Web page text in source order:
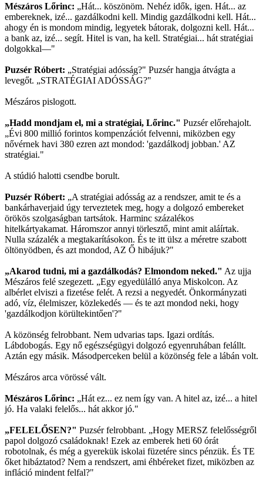
Mészáros Lőrinc: „Hát... köszönöm. Nehéz idők, igen. Hát... az
embereknek, izé... gazdálkodni kell. Mindig gazdálkodni kell. Hát...
ahogy én is mondom mindig, legyetek bátorak, dolgozni kell. Hát...
a bank az, izé... segít. Hitel is van, ha kell. Stratégiai... hát stratégiai
dolgokkal—"
Puzsér Róbert: „Stratégiai adósság?" Puzsér hangja átvágta a
levegőt. „STRATÉGIAI ADÓSSÁG?"
Mészáros pislogott.
„Hadd mondjam el, mi a stratégiai, Lőrinc." Puzsér előrehajolt.
„Évi 800 millió forintos kompenzációt felvenni, miközben egy
nővérnek havi 380 ezren azt mondod: 'gazdálkodj jobban.' AZ
stratégiai."
A stúdió halotti csendbe borult.
Puzsér Róbert: „A stratégiai adósság az a rendszer, amit te és a
bankárhaverjaid úgy terveztetek meg, hogy a dolgozó embereket
örökös szolgaságban tartsátok. Harminc százalékos
hitelkártyakamat. Háromszor annyi törlesztő, mint amit aláírtak.
Nulla százalék a megtakarításokon. És te itt ülsz a méretre szabott
öltönyödben, és azt mondod, AZ Ő hibájuk?"
„Akarod tudni, mi a gazdálkodás? Elmondom neked." Az ujja
Mészáros felé szegezett. „Egy egyedülálló anya Miskolcon. Az
albérlet elviszi a fizetése felét. A rezsi a negyedét. Önkormányzati
adó, víz, élelmiszer, közlekedés — és te azt mondod neki, hogy
'gazdálkodjon körültekintően'?"
A közönség felrobbant. Nem udvarias taps. Igazi ordítás.
Lábdobogás. Egy nő egészségügyi dolgozó egyenruhában felállt.
Aztán egy másik. Másodperceken belül a közönség fele a lábán volt.
Mészáros arca vörössé vált.
Mészáros Lőrinc: „Hát ez... ez nem így van. A hitel az, izé... a hitel
jó. Ha valaki felelős... hát akkor jó."
„FELELŐSEN?" Puzsér felrobbant. „Hogy MERSZ felelősségről
papol dolgozó családoknak! Ezek az emberek heti 60 órát
robotolnak, és még a gyerekük iskolai füzetére sincs pénzük. És TE
őket hibáztatod? Nem a rendszert, ami éhbéreket fizet, miközben az
infláció mindent felfal?"